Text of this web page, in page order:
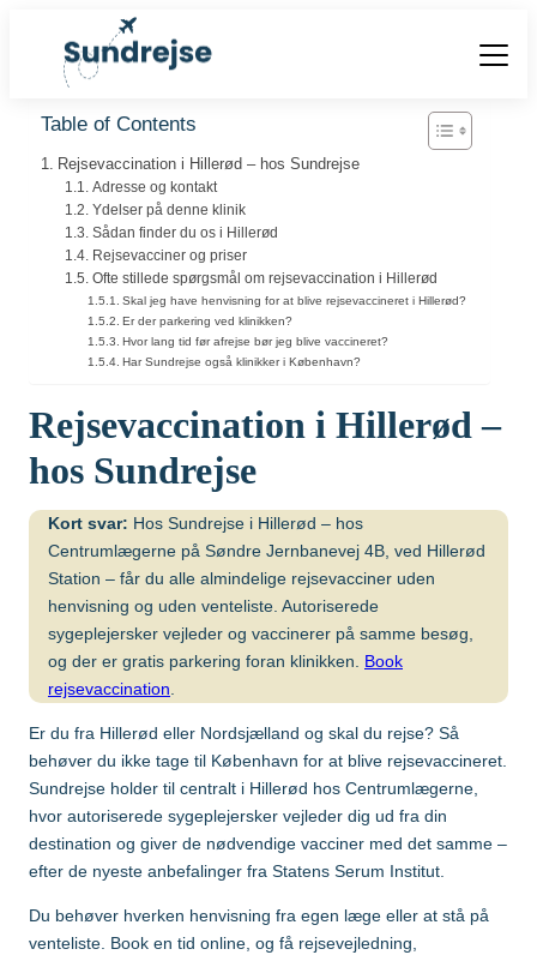
Forside
Vacciner
Centraleuropæisk
Hjernebetændelse
Chikungunyavaccine
(Ixchiq)
Denguefeber
Gul feber
Helvedesild (Zoster)
Hepatitis A
Hepatitis A+B
Hepatitis A+B, barn –
Ambirix
Hepatitis B
HPV
Rabies
stivkrampe-kighoste)
Malaria
(ACWY)
MFR (MMR)
Mpox-vaccine
(Imvanex)
Pneumokokker
Respiratorisk
Syncytialvirus (RSV)
Skoldkopper (Chicken
Stivkrampe (Difteri-
Stivkrampe)
Destinationer
Find over 240 destinationer!
Populære destinationer
Brasilien
Cambodja
Egypten
Etiopien
Ghana
Indien
Viden
Priser
Kontakt
Book vaccination
Table of Contents
Rejsevaccination i Hillerød – hos Sundrejse
Adresse og kontakt
Ydelser på denne klinik
Sådan finder du os i Hillerød
Rejsevacciner og priser
Ofte stillede spørgsmål om rejsevaccination i Hillerød
Skal jeg have henvisning for at blive rejsevaccineret i Hillerød?
Er der parkering ved klinikken?
Hvor lang tid før afrejse bør jeg blive vaccineret?
Har Sundrejse også klinikker i København?
Rejsevaccination i Hillerød –
hos Sundrejse
Kort svar: Hos Sundrejse i Hillerød – hos
Centrumlægerne på Søndre Jernbanevej 4B, ved Hillerød
Station – får du alle almindelige rejsevacciner uden
henvisning og uden venteliste. Autoriserede
sygeplejersker vejleder og vaccinerer på samme besøg,
og der er gratis parkering foran klinikken. Book
rejsevaccination
Er du fra Hillerød eller Nordsjælland og skal du rejse? Så
behøver du ikke tage til København for at blive rejsevaccineret.
Sundrejse holder til centralt i Hillerød hos Centrumlægerne,
hvor autoriserede sygeplejersker vejleder dig ud fra din
destination og giver de nødvendige vacciner med det samme –
efter de nyeste anbefalinger fra Statens Serum Institut.
Du behøver hverken henvisning fra egen læge eller at stå på
venteliste. Book en tid online, og få rejsevejledning,